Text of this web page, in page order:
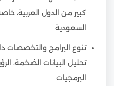
كبير من الدول العربية،
السعودية.
تنوع البرامج والتخصصات
تحليل البيانات الضخمة،
البرمجيات.